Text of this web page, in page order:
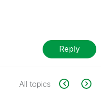
Reply
All topics